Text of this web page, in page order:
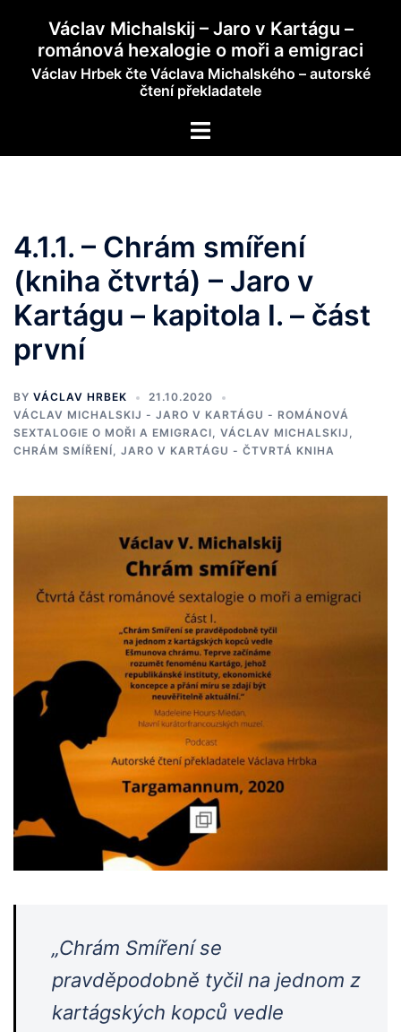
content
Václav Michalskij – Jaro v Kartágu –
románová hexalogie o moři a emigraci
Václav Hrbek čte Václava Michalského – autorské
čtení překladatele
Toggle
4.1.1. – Chrám smíření
(kniha čtvrtá) – Jaro v
Kartágu – kapitola I. – část
první
BY VÁCLAV HRBEK
21.10.2020
VÁCLAV MICHALSKIJ - JARO V KARTÁGU - ROMÁNOVÁ
SEXTALOGIE O MOŘI A EMIGRACI, VÁCLAV MICHALSKIJ,
CHRÁM SMÍŘENÍ, JARO V KARTÁGU - ČTVRTÁ KNIHA
„Chrám Smíření se
pravděpodobně tyčil na jednom z
kartágských kopců vedle